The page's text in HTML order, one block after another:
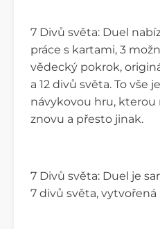
7 Divů světa: Duel
práce s kartami, 3
vědecký pokrok,
a 12 divů světa. To vše
návykovou hru, kterou
znovu a přesto jinak.
7 Divů světa: Duel je
7 divů světa, vytvořená